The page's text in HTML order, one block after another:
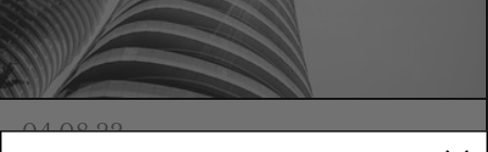
04.08.22